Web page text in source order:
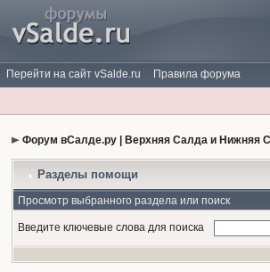
Перейти на сайт vSalde.ru Правила форума
Форум вСалде.ру | Верхняя Салда и Нижняя
Разделы помощи
Просмотр выбранного раздела или поиск
Введите ключевые слова для поиска